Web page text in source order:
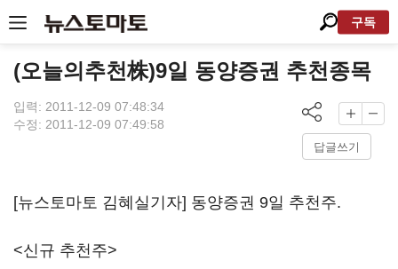
구독
(오늘의추천株)9일 동양증권 추천종목
입력: 2011-12-09 07:48:34
수정: 2011-12-09 07:49:58
답글쓰기
[뉴스토마토 김혜실기자] 동양증권 9일 추천주.
<신규 추천주>